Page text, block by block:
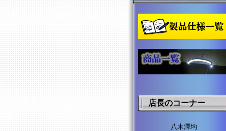
店長のコーナー
八木澤均